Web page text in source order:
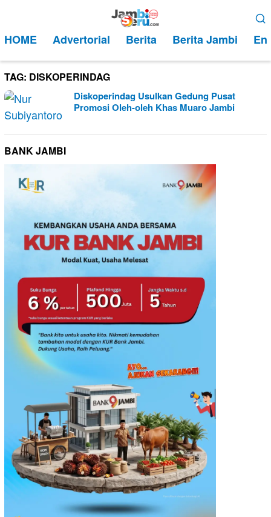
kontenMobile
HOME Advertorial Berita Berita Jambi
TAG: DISKOPERINDAG
Diskoperindag Usulkan Gedung Pusat
Promosi Oleh-oleh Khas Muaro Jambi
BANK JAMBI